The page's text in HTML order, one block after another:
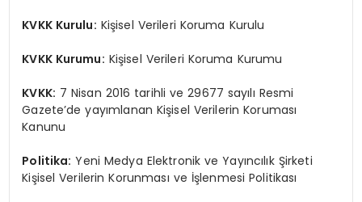
KVKK Kurulu: Kişisel Verileri Koruma Kurulu
KVKK Kurumu: Kişisel Verileri Koruma Kurumu
KVKK: 7 Nisan 2016 tarihli ve 29677 sayılı Resmi
Gazete’de yayımlanan Kişisel Verilerin Koruması
Kanunu
Politika: Yeni Medya Elektronik ve Yayıncılık Şirketi
Kişisel Verilerin Korunması ve İşlenmesi Politikası